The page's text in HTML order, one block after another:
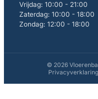
Vrijdag: 10:00 - 21:00
Zaterdag: 10:00 - 18:00
Zondag: 12:00 - 18:00
© 2026
Privacyverklaring